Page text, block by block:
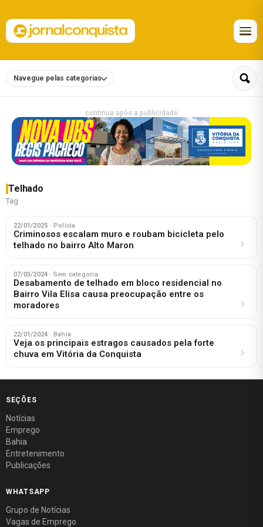
Navegue pelas categorias
continua após a publicidade
Telhado
Tag
22/01/2025 · Polícia
Criminosos escalam muro e roubam bicicleta pelo
telhado no bairro Alto Maron
07/03/2024 · Sem categoria
Desabamento de telhado em bloco residencial no
Bairro Vila Elisa causa preocupação entre os
moradores
22/01/2024 · Bahia
Veja os principais estragos causados pela forte
chuva em Vitória da Conquista
SEÇÕES
Notícias
Emprego
Bahia
Entretenimento
Publicações
WHATSAPP
Grupo de Notícias
Vagas de Emprego